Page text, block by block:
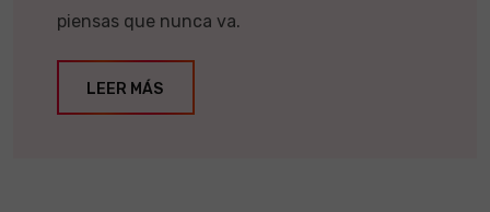
piensas que nunca va.
LEER MÁS